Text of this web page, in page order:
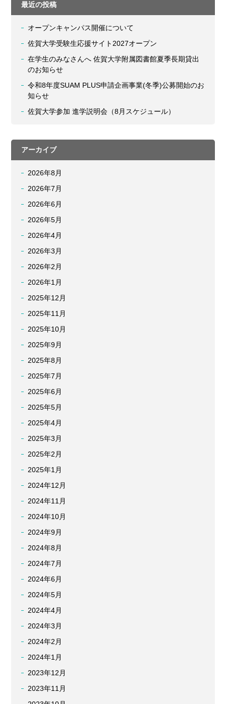
最近の投稿
オープンキャンパス開催について
佐賀大学受験生応援サイト2027オープン
在学生のみなさんへ 佐賀大学附属図書館夏季長期貸出
のお知らせ
令和8年度SUAM PLUS申請企画事業(冬季)公募開始のお
知らせ
佐賀大学参加 進学説明会（8月スケジュール）
アーカイブ
2026年8月
2026年7月
2026年6月
2026年5月
2026年4月
2026年3月
2026年2月
2026年1月
2025年12月
2025年11月
2025年10月
2025年9月
2025年8月
2025年7月
2025年6月
2025年5月
2025年4月
2025年3月
2025年2月
2025年1月
2024年12月
2024年11月
2024年10月
2024年9月
2024年8月
2024年7月
2024年6月
2024年5月
2024年4月
2024年3月
2024年2月
2024年1月
2023年12月
2023年11月